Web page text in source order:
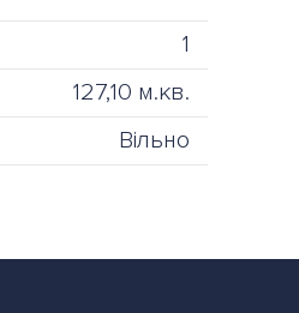
1
127,10 м.кв.
Вільно